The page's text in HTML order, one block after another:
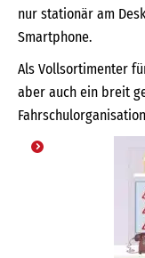
nur stationär am
Smartphone.
Als Vollsortimenter
aber auch ein breit